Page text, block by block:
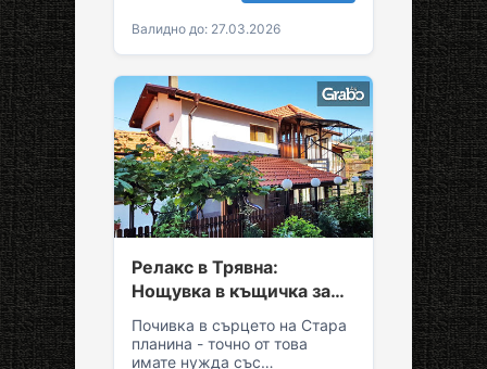
Валидно до: 27.03.2026
Релакс в Трявна:
Нощувка в къщичка за
до седем души
Почивка в сърцето на Стара
планина - точно от това
имате нужда със